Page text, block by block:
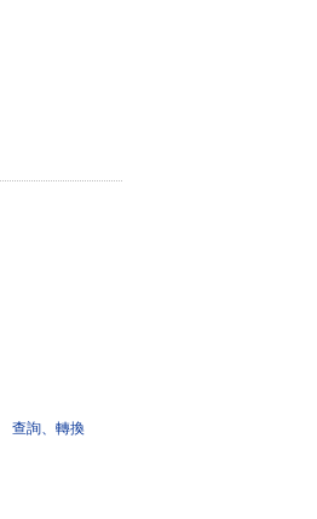
查詢、轉換